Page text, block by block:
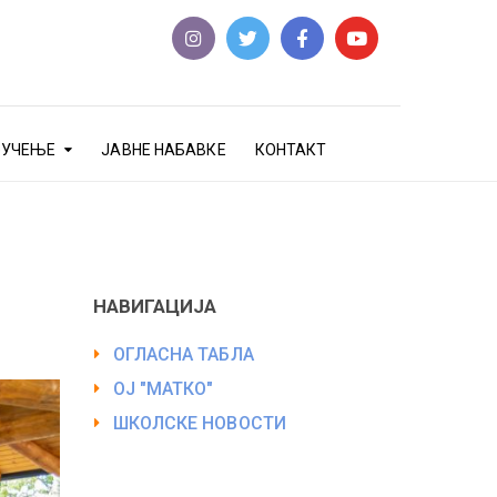
ЈАВНЕ НАБАВКЕ КОНТАКТ
НАВИГАЦИЈА
ОГЛАСНА ТАБЛА
ОЈ "МАТКО"
ШКОЛСКЕ НОВОСТИ